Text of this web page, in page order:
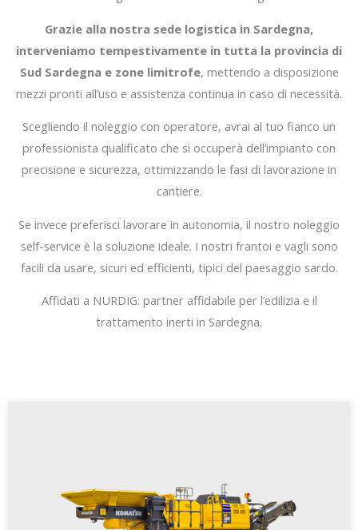
Grazie alla nostra sede logistica in Sardegna,
interveniamo tempestivamente in tutta la provincia di
Sud Sardegna e zone limitrofe, mettendo a disposizione
mezzi pronti all’uso e assistenza continua in caso di necessità.
Scegliendo il noleggio con operatore, avrai al tuo fianco un
professionista qualificato che si occuperà dell’impianto con
precisione e sicurezza, ottimizzando le fasi di lavorazione in
cantiere.
Se invece preferisci lavorare in autonomia, il nostro noleggio
self-service è la soluzione ideale. I nostri frantoi e vagli sono
facili da usare, sicuri ed efficienti, tipici del paesaggio sardo.
Affidati a NURDIG: partner affidabile per l’edilizia e il
trattamento inerti in Sardegna.